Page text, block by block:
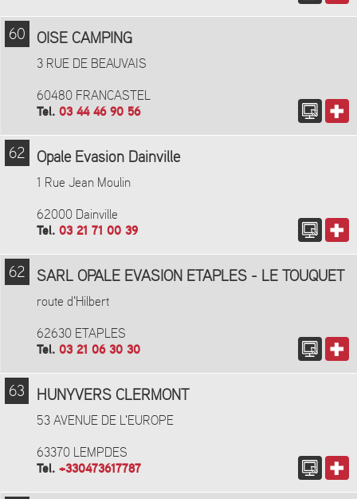
60 OISE CAMPING
3 RUE DE BEAUVAIS
60480 FRANCASTEL
Tel. 03 44 46 90 56
62 Opale Evasion Dainville
1 Rue Jean Moulin
62000 Dainville
Tel. 03 21 71 00 39
62 SARL OPALE EVASION ETAPLES - LE TOUQUET
route d'Hilbert
62630 ETAPLES
Tel. 03 21 06 30 30
63 HUNYVERS CLERMONT
53 AVENUE DE L'EUROPE
63370 LEMPDES
Tel. +330473617787